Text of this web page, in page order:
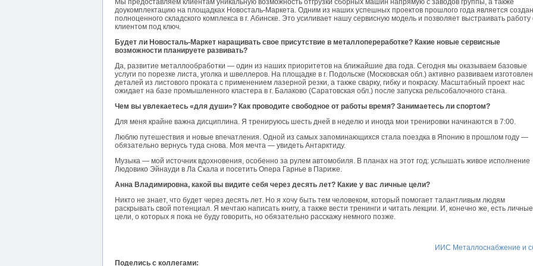
Мы предоставляем клиентам уникальную возможность отгрузки сборных машин напрямую с заводов группы, а также
доукомплектацию на площадках Новосталь-Маркета. Одним из наших успешных проектов прошлого года является
полноценного складского комплекса в г. Абинске. Это усиливает нашу сервисную модель и позволяет выстраивать работу
клиентом под ключ.
Будет ли Новосталь-Маркет наращивать свое присутствие в металлопереработке? Какие новые сервисные
возможности планируете развивать?
Да, развитие металлообработки — один из наших приоритетов на ближайшие два года. Сегодня мы оказываем базовые
услуги по порезке листа, уголка и швеллеров. На площадке в г. Подольске (Московская обл.) активно развиваем
деталей из листового проката с применением лазерной резки, а также сварку, гибку и покраску. Масштабный проект нас
ожидает на базе промышленного кластера в г. Балаково (Саратовская обл.) после запуска рельсобалочного стана.
Чем вы увлекаетесь «для души»? Как проводите свободное от работы время? Занимаетесь ли спортом?
Для меня крайне важна дисциплина. Я тренируюсь шесть дней в неделю и иногда мои тренировки начинаются в 7:00.
Люблю путешествия и новые впечатления. Одной из самых запоминающихся стала поездка в Японию в прошлом году —
обязательно вернусь туда снова. Моя мечта — увидеть Антарктиду.
Музыка — мой источник вдохновения, особенно за рулем автомобиля. В планах на этот год: услышать живое исполнение
Людовико Эйнауди в Ла Скала и посетить Опера Гарнье в Париже.
Анна Владимировна, какой вы видите себя через десять лет? Какие у вас личные цели?
Никто не знает, что будет через десять лет. Но я хочу быть тем человеком, который помогает талантливым людям
раскрывать свой потенциал. Я мечтаю написать книгу, а также вести тренинги и читать лекции. И, конечно же, есть личные
цели, о которых я пока не буду говорить, но обязательно расскажу немного позже.
ИИС Металлоснабжение и
Поделись с коллегами: